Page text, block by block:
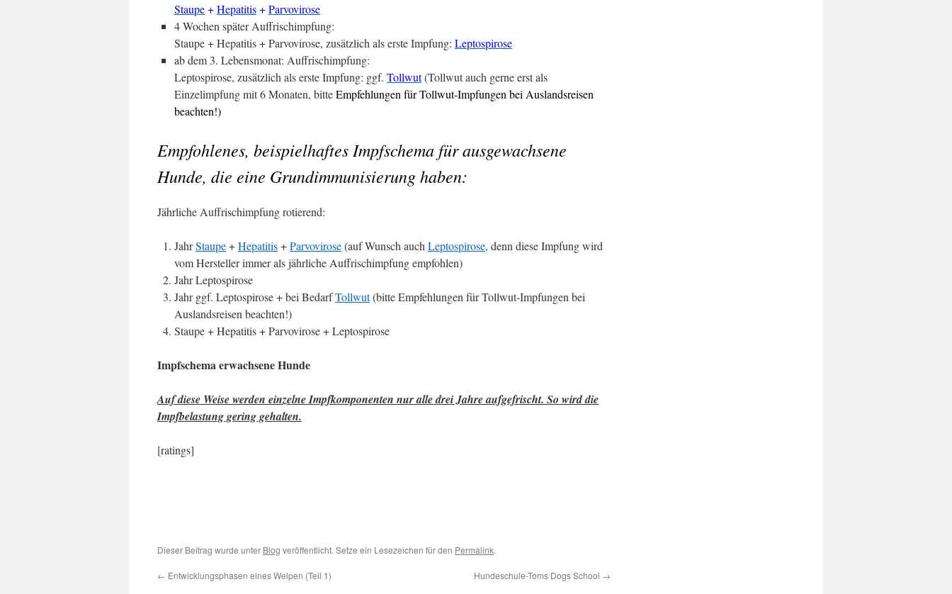
Staupe+Hepatitis+Parvovirose
4 Wochen später Auffrischimpfung:
Staupe + Hepatitis + Parvovirose, zusätzlich als erste Impfung: Leptospirose
ab dem 3. Lebensmonat: Auffrischimpfung:
Leptospirose, zusätzlich als erste Impfung: ggf. Tollwut(Tollwut auch gerne erst als
Einzelimpfung mit 6 Monaten, bitteEmpfehlungen für Tollwut-Impfungen bei Auslandsreisen
beachten!)
Empfohlenes, beispielhaftes Impfschema für ausgewachsene
Hunde, die eine Grundimmunisierung haben:
Jährliche Auffrischimpfung rotierend:
JahrStaupe+Hepatitis+Parvovirose(auf Wunsch auch Leptospirose, denn diese Impfung wird
vom Hersteller immer als jährliche Auffrischimpfung empfohlen)
Jahr Leptospirose
Jahr ggf. Leptospirose + bei BedarfTollwut(bitte Empfehlungen für Tollwut-Impfungen bei
Auslandsreisen beachten!)
Staupe + Hepatitis + Parvovirose + Leptospirose
Impfschema erwachsene Hunde
Auf diese Weise werden einzelne Impfkomponenten nur alle drei Jahre aufgefrischt. So wird die
Impfbelastung gering gehalten.
[ratings]
Dieser Beitrag wurde unter Blog veröffentlicht. Setze ein Lesezeichen für den Permalink.
← Entwicklungsphasen eines Welpen (Teil 1) Hundeschule-Toms Dogs School →